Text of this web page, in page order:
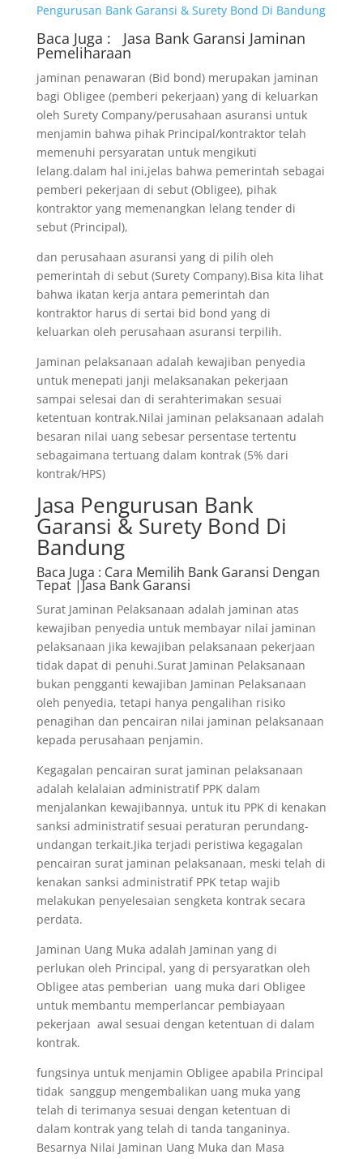
Pengurusan Bank Garansi & Surety Bond Di Bandung
Baca Juga : Jasa Bank Garansi Jaminan
Pemeliharaan
jaminan penawaran (Bid bond) merupakan jaminan
bagi Obligee (pemberi pekerjaan) yang di keluarkan
oleh Surety Company/perusahaan asuransi untuk
menjamin bahwa pihak Principal/kontraktor telah
memenuhi persyaratan untuk mengikuti
lelang.dalam hal ini,jelas bahwa pemerintah sebagai
pemberi pekerjaan di sebut (Obligee), pihak
kontraktor yang memenangkan lelang tender di
sebut (Principal),
dan perusahaan asuransi yang di pilih oleh
pemerintah di sebut (Surety Company).Bisa kita lihat
bahwa ikatan kerja antara pemerintah dan
kontraktor harus di sertai bid bond yang di
keluarkan oleh perusahaan asuransi terpilih.
Jaminan pelaksanaan adalah kewajiban penyedia
untuk menepati janji melaksanakan pekerjaan
sampai selesai dan di serahterimakan sesuai
ketentuan kontrak.Nilai jaminan pelaksanaan adalah
besaran nilai uang sebesar persentase tertentu
sebagaimana tertuang dalam kontrak (5% dari
kontrak/HPS)
Jasa Pengurusan Bank
Garansi & Surety Bond Di
Bandung
Baca Juga : Cara Memilih Bank Garansi Dengan
Tepat |Jasa Bank Garansi
Surat Jaminan Pelaksanaan adalah jaminan atas
kewajiban penyedia untuk membayar nilai jaminan
pelaksanaan jika kewajiban pelaksanaan pekerjaan
tidak dapat di penuhi.Surat Jaminan Pelaksanaan
bukan pengganti kewajiban Jaminan Pelaksanaan
oleh penyedia, tetapi hanya pengalihan risiko
penagihan dan pencairan nilai jaminan pelaksanaan
kepada perusahaan penjamin.
Kegagalan pencairan surat jaminan pelaksanaan
adalah kelalaian administratif PPK dalam
menjalankan kewajibannya, untuk itu PPK di kenakan
sanksi administratif sesuai peraturan perundang-
undangan terkait.Jika terjadi peristiwa kegagalan
pencairan surat jaminan pelaksanaan, meski telah di
kenakan sanksi administratif PPK tetap wajib
melakukan penyelesaian sengketa kontrak secara
perdata.
Jaminan Uang Muka adalah Jaminan yang di
perlukan oleh Principal, yang di persyaratkan oleh
Obligee atas pemberian uang muka dari Obligee
untuk membantu memperlancar pembiayaan
pekerjaan awal sesuai dengan ketentuan di dalam
kontrak.
fungsinya untuk menjamin Obligee apabila Principal
tidak sanggup mengembalikan uang muka yang
telah di terimanya sesuai dengan ketentuan di
dalam kontrak yang telah di tanda tanganinya.
Besarnya Nilai Jaminan Uang Muka dan Masa